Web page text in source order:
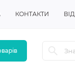
КОНТАКТИ